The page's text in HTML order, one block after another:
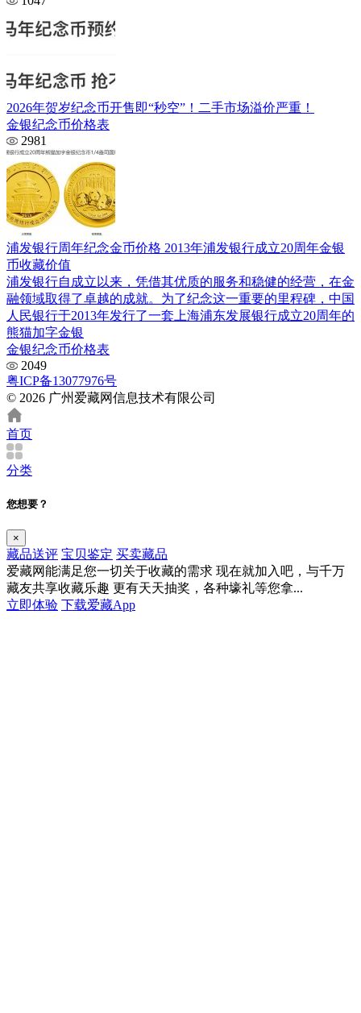
2026年贺岁纪念币开售即“秒空”！二手市场溢价严重！
金银纪念币价格表
2981
浦发银行周年纪念金币价格 2013年浦发银行成立20周年金银
币收藏价值
浦发银行自成立以来，凭借其优质的服务和稳健的经营，在金
融领域取得了卓越的成就。为了纪念这一重要的里程碑，中国
人民银行于2013年发行了一套上海浦东发展银行成立20周年的
熊猫加字金银
金银纪念币价格表
2049
粤ICP备13077976号
© 2026 广州爱藏网信息技术有限公司
首页
分类
您想要？
×
藏品送评 宝贝鉴定 买卖藏品
爱藏网能满足您一切关于收藏的需求 现在就加入吧，与千万
藏友共享收藏乐趣 更有天天抽奖，各种壕礼等您拿...
立即体验 下载爱藏App